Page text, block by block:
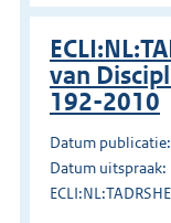
van
192-2010
Datum
Datum